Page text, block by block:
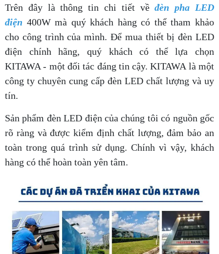
Trên đây là thông tin chi tiết vềđèn pha LED
điện 400W mà quý khách hàng có thể tham khảo
cho công trình của mình. Để mua thiết bị đèn LED
điện chính hãng, quý khách có thể lựa chọn
KITAWA - một đối tác đáng tin cậy. KITAWA là một
công ty chuyên cung cấp đèn LED chất lượng và uy
tín.
Sản phẩm đèn LED điện của chúng tôi có nguồn gốc
rõ ràng và được kiểm định chất lượng, đảm bảo an
toàn trong quá trình sử dụng. Chính vì vậy, khách
hàng có thể hoàn toàn yên tâm.